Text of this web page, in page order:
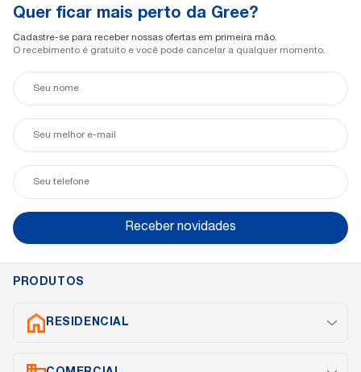
Quer ficar mais perto da Gree?
Cadastre-se para receber nossas ofertas em primeira mão.
O recebimento é gratuito e você pode cancelar a qualquer momento.
Seu
nome
Seu
mail
Seu
telefone
Receber novidades
PRODUTOS
RESIDENCIAL